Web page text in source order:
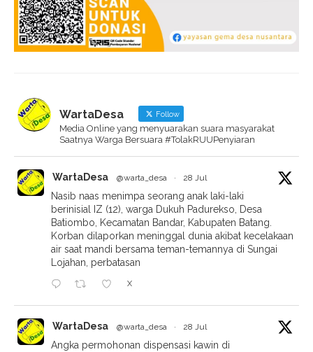
WartaDesa Follow
Media Online yang menyuarakan suara masyarakat
Saatnya Warga Bersuara #TolakRUUPenyiaran
WartaDesa @warta_desa · 28 Jul
Nasib naas menimpa seorang anak laki-laki
berinisial IZ (12), warga Dukuh Padurekso, Desa
Batiombo, Kecamatan Bandar, Kabupaten Batang.
Korban dilaporkan meninggal dunia akibat kecelakaan
air saat mandi bersama teman-temannya di Sungai
Lojahan, perbatasan
X
WartaDesa @warta_desa · 28 Jul
Angka permohonan dispensasi kawin di